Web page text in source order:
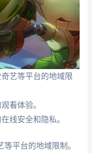
艺等平台的地域限
看体验。
线安全和隐私。
平台的地域限制。